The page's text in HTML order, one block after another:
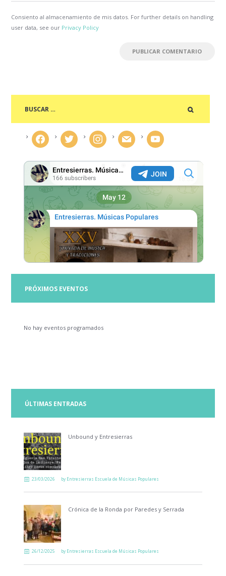
Consiento al almacenamiento de mis datos. For further details on handling
user data, see our Privacy Policy
facebook twitter instagram mail youtube
PRÓXIMOS EVENTOS
No hay eventos programados
ÚLTIMAS ENTRADAS
Unbound y Entresierras
23/03/2026 by Entresierras Escuela de Músicas Populares
Crónica de la Ronda por Paredes y Serrada
26/12/2025 by Entresierras Escuela de Músicas Populares